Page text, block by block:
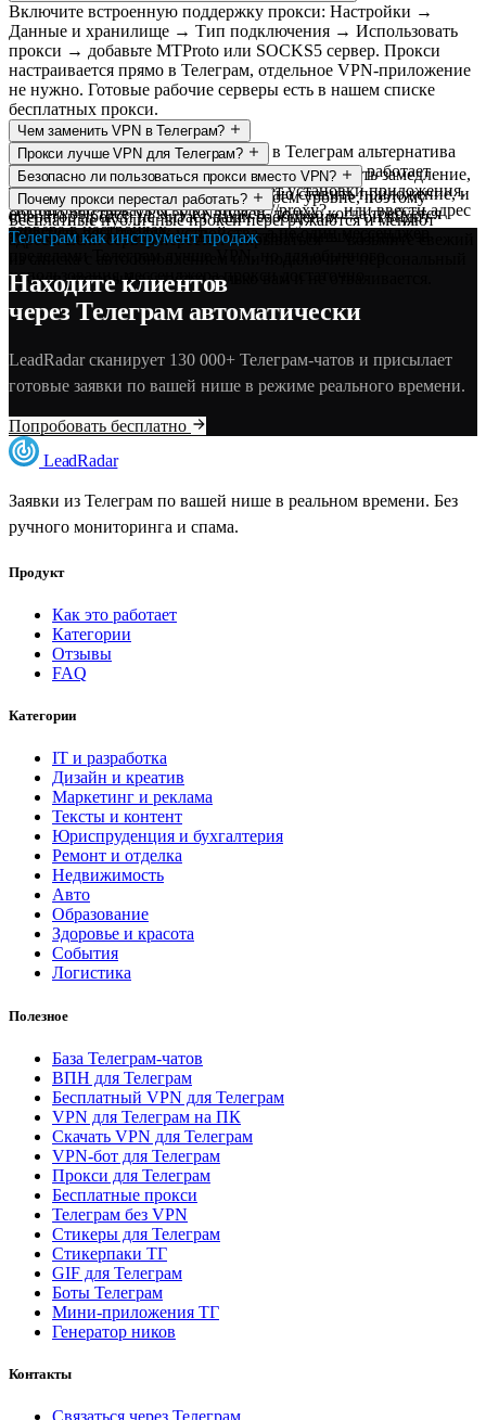
Включите встроенную поддержку прокси: Настройки →
Данные и хранилище → Тип подключения → Использовать
прокси → добавьте MTProto или SOCKS5 сервер. Прокси
настраивается прямо в Телеграм, отдельное VPN-приложение
не нужно. Готовые рабочие серверы есть в нашем списке
бесплатных прокси.
Чем заменить VPN в Телеграм?
MTProto-прокси — это встроенная в Телеграм альтернатива
VPN. Он обходит замедление и блокировки, но работает
только внутри Телеграм и не требует установки приложения.
Достаточно нажать ссылку вида tg://proxy?... или ввести адрес
сервера в настройках.
Прокси лучше VPN для Телеграм?
Если задача — просто открыть Телеграм и убрать замедление,
прокси удобнее: он встроен, не нужно ставить приложение, и
обычно быстрее VPN. VPN нужен, только когда требуется
защитить весь трафик устройства, а не один мессенджер.
Безопасно ли пользоваться прокси вместо VPN?
Телеграм шифрует переписку на своём уровне, поэтому
оператор прокси не читает ваши сообщения — он видит
только факт соединения. Для чувствительных данных за
использования мессенджера прокси достаточно.
Почему прокси перестал работать?
Бесплатные публичные прокси перегружаются и меняют
адреса. Если сервер перестал открываться — возьмите свежий
прокси, который выдаётся только вам и не отваливается.
Телеграм как инструмент продаж
Находите клиентов
через Телеграм автоматически
LeadRadar сканирует 130 000+ Телеграм-чатов и присылает
готовые заявки по вашей нише в режиме реального времени.
Попробовать бесплатно
LeadRadar
Заявки из Телеграм по вашей нише в реальном времени. Без
ручного мониторинга и спама.
Продукт
Как это работает
Категории
Отзывы
FAQ
Категории
IT и разработка
Дизайн и креатив
Маркетинг и реклама
Тексты и контент
Юриспруденция и бухгалтерия
Ремонт и отделка
Недвижимость
Авто
Образование
Здоровье и красота
События
Логистика
Полезное
База Телеграм-чатов
ВПН для Телеграм
Бесплатный VPN для Телеграм
VPN для Телеграм на ПК
Скачать VPN для Телеграм
VPN-бот для Телеграм
Прокси для Телеграм
Бесплатные прокси
Телеграм без VPN
Стикеры для Телеграм
Стикерпаки ТГ
GIF для Телеграм
Боты Телеграм
Мини-приложения ТГ
Генератор ников
Контакты
Связаться через Телеграм